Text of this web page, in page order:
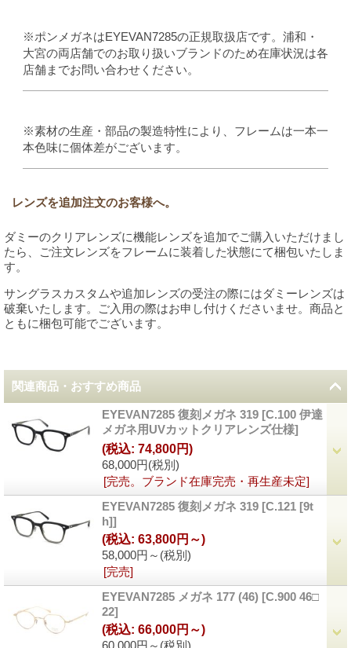
※ポンメガネはEYEVAN7285の正規取扱店です。浦和・
大宮の両店舗でのお取り扱いブランドのため在庫状況は各
店舗までお問い合わせください。
※素材の生産・部品の製造特性により、フレームは一本一
本色味に個体差がございます。
レンズを追加注文のお客様へ。
ダミーのクリアレンズに機能レンズを追加でご購入いただけまし
たら、ご注文レンズをフレームに装着した状態にて梱包いたしま
す。
サングラスカスタムや追加レンズの受注の際にはダミーレンズは
破棄いたします。ご入用の際はお申し付けくださいませ。商品と
ともに梱包可能でございます。
関連商品・おすすめ商品
EYEVAN7285 復刻メガネ 319 [C.100 伊達
メガネ用UVカットクリアレンズ仕様]
68,000円(税別)
(税込: 74,800円)
[完売。ブランド在庫完売・再生産未定]
EYEVAN7285 復刻メガネ 319 [C.121 [9t
h]]
58,000円～ (税別)
(税込: 63,800円～)
[完売]
EYEVAN7285 メガネ 177 (46) [C.900 46□
22]
60,000円～ (税別)
(税込: 66,000円～)